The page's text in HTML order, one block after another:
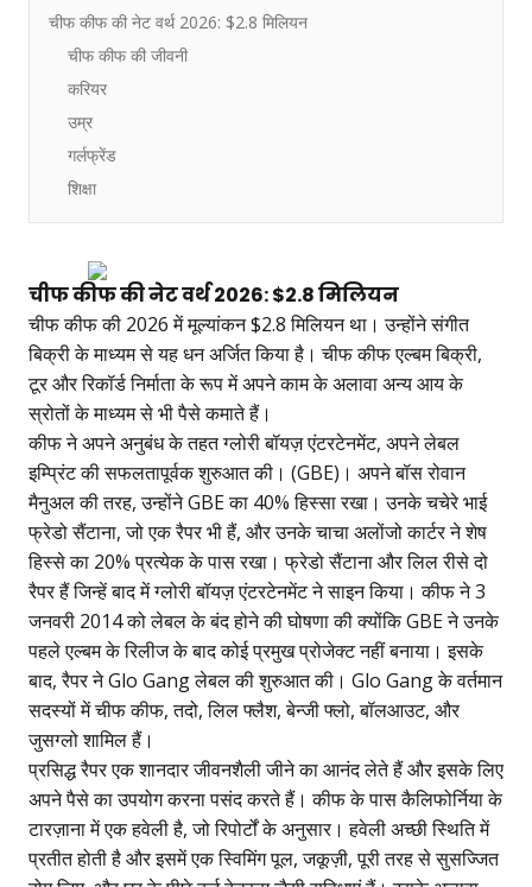
चीफ कीफ की नेट वर्थ 2026: $2.8 मिलियन
चीफ कीफ की जीवनी
करियर
उम्र
गर्लफ्रेंड
शिक्षा
चीफ कीफ की नेट वर्थ 2026: $2.8 मिलियन
चीफ कीफ की 2026 में मूल्यांकन $2.8 मिलियन था। उन्होंने संगीत
बिक्री के माध्यम से यह धन अर्जित किया है। चीफ कीफ एल्बम बिक्री,
टूर और रिकॉर्ड निर्माता के रूप में अपने काम के अलावा अन्य आय के
स्रोतों के माध्यम से भी पैसे कमाते हैं।
कीफ ने अपने अनुबंध के तहत ग्लोरी बॉयज़ एंटरटेनमेंट, अपने लेबल
इम्प्रिंट की सफलतापूर्वक शुरुआत की। (GBE)। अपने बॉस रोवान
मैनुअल की तरह, उन्होंने GBE का 40% हिस्सा रखा। उनके चचेरे भाई
फ्रेडो सैंटाना, जो एक रैपर भी हैं, और उनके चाचा अलोंजो कार्टर ने शेष
हिस्से का 20% प्रत्येक के पास रखा। फ्रेडो सैंटाना और लिल रीसे दो
रैपर हैं जिन्हें बाद में ग्लोरी बॉयज़ एंटरटेनमेंट ने साइन किया। कीफ ने 3
जनवरी 2014 को लेबल के बंद होने की घोषणा की क्योंकि GBE ने उनके
पहले एल्बम के रिलीज के बाद कोई प्रमुख प्रोजेक्ट नहीं बनाया। इसके
बाद, रैपर ने Glo Gang लेबल की शुरुआत की। Glo Gang के वर्तमान
सदस्यों में चीफ कीफ, तदो, लिल फ्लैश, बेन्जी फ्लो, बॉलआउट, और
जुसग्लो शामिल हैं।
प्रसिद्ध रैपर एक शानदार जीवनशैली जीने का आनंद लेते हैं और इसके लिए
अपने पैसे का उपयोग करना पसंद करते हैं। कीफ के पास कैलिफोर्निया के
टारज़ाना में एक हवेली है, जो रिपोर्टों के अनुसार। हवेली अच्छी स्थिति में
प्रतीत होती है और इसमें एक स्विमिंग पूल, जकूज़ी, पूरी तरह से सुसज्जित